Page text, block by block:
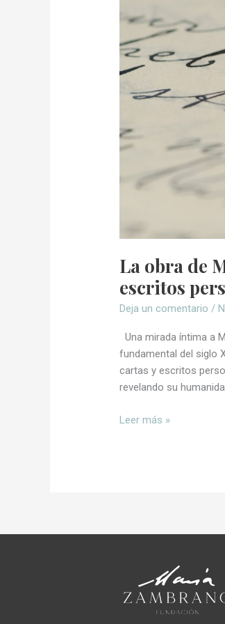
La obra de
escritos
Deja un comentario /
Una mirada íntima a
fundamental del siglo
cartas y escritos
revelando su
Zambrano
través
de
cartas
escritos
personales
Leer más »